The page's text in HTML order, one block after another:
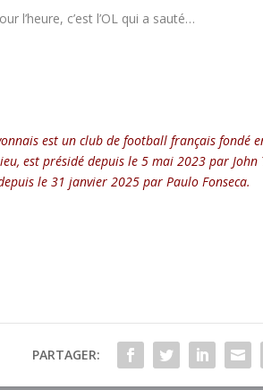
l’heure, c’est l’OL qui a sauté…
est un club de football français fondé
est présidé depuis le 5 mai 2023 par
le 31 janvier 2025 par Paulo Fonseca.
PARTAGER: